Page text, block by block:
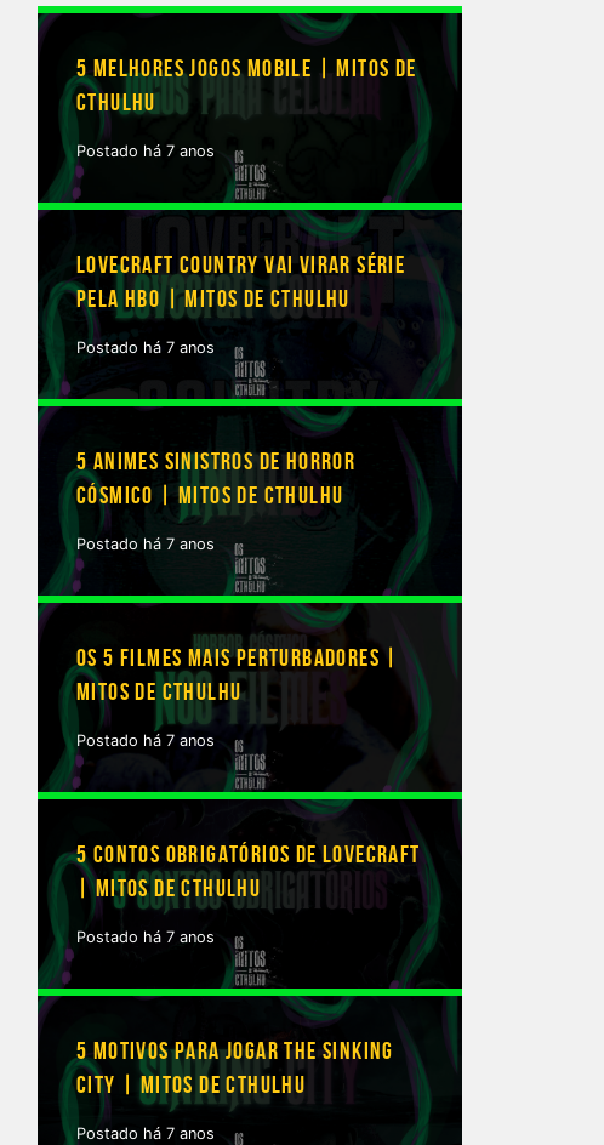
5 MELHORES JOGOS MOBILE | MITOS DE
CTHULHU
Postado há 7 anos
LOVECRAFT COUNTRY VAI VIRAR SÉRIE
PELA HBO | MITOS DE CTHULHU
Postado há 7 anos
5 ANIMES SINISTROS DE HORROR
CÓSMICO | MITOS DE CTHULHU
Postado há 7 anos
OS 5 FILMES MAIS PERTURBADORES |
MITOS DE CTHULHU
Postado há 7 anos
5 CONTOS OBRIGATÓRIOS DE LOVECRAFT
| MITOS DE CTHULHU
Postado há 7 anos
5 MOTIVOS PARA JOGAR THE SINKING
CITY | MITOS DE CTHULHU
Postado há 7 anos